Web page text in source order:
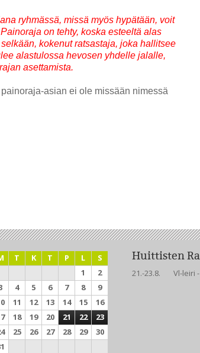
ryhmässä, missä myös hypätään, voit
on tehty, koska esteeltä alas
kokenut ratsastaja, joka hallitsee
alastulossa hevosen yhdelle jalalle,
asettamista.
asian ei ole missään nimessä
T K T P L
S
1
2
4 5 6 7 8
9
11 12 13 14 15
16
18 19 20 21 22
23
25 26 27 28 29
30
Huittisten
21.-23.8. Vl-leiri -